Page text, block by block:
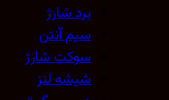
برد شارژ
سیم آنتن
سوکت شارژ
شیشه لنز